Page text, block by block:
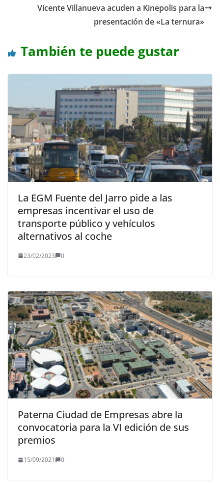
Vicente Villanueva acuden a Kinepolis para la
presentación de «La ternura»
También te puede gustar
La EGM Fuente del Jarro pide a las
empresas incentivar el uso de
transporte público y vehículos
alternativos al coche
23/02/2023 0
Paterna Ciudad de Empresas abre la
convocatoria para la VI edición de sus
premios
15/09/2021 0